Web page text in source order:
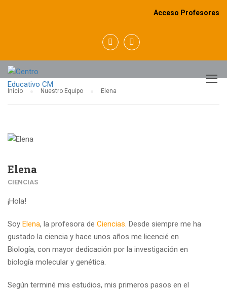
Acceso Profesores
NUESTRO EQUIPO
Inicio Nuestro Equipo Elena
Elena
CIENCIAS
¡Hola!
Soy Elena, la profesora de Ciencias . Desde siempre me ha
gustado la ciencia y hace unos años me licencié en
Biología, con mayor dedicación por la investigación en
biología molecular y genética.
Según terminé mis estudios, mis primeros pasos en el